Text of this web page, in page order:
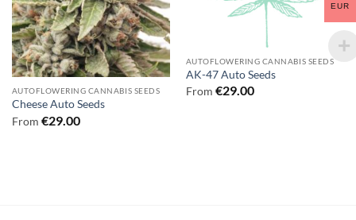
AUTOFLOWERING CANNABIS SEEDS
Cheese Auto Seeds
From €29.00
AUTOFLOWERING CANNABIS SEEDS
AK-47 Auto Seeds
From €29.00
EUR